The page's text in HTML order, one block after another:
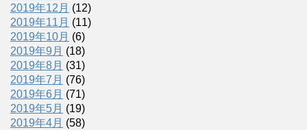
2019年12月 (12)
2019年11月 (11)
2019年10月 (6)
2019年9月 (18)
2019年8月 (31)
2019年7月 (76)
2019年6月 (71)
2019年5月 (19)
2019年4月 (58)